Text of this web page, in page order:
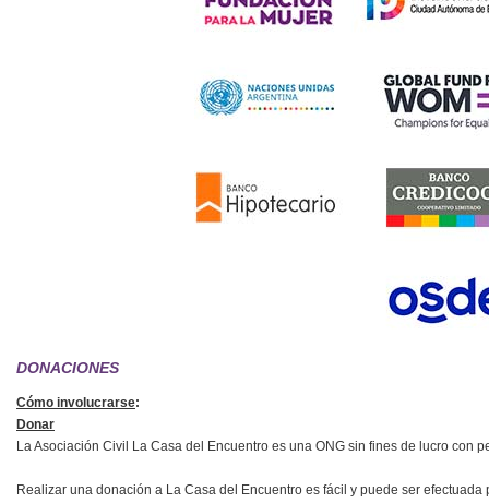
DONACIONES
Cómo involucrarse:
Donar
La Asociación Civil La Casa del Encuentro es una ONG sin fines de lucro
Realizar una donación a La Casa del Encuentro es fácil y puede ser efectuada